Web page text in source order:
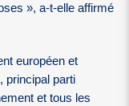
», a-t-elle affirmé
européen et
principal parti
et tous les